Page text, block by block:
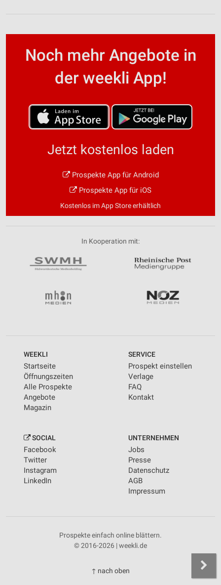
Noch mehr Angebote in
der weekli App!
Jetzt kostenlos laden
Prospekte App für Android
Prospekte App für iOS
Kostenlos im App Store erhältlich
In Kooperation mit:
WEEKLI
Startseite
Öffnungszeiten
Alle Prospekte
Angebote
Magazin
SERVICE
Prospekt einstellen
Verlage
FAQ
Kontakt
SOCIAL
Facebook
Twitter
Instagram
LinkedIn
UNTERNEHMEN
Jobs
Presse
Datenschutz
AGB
Impressum
Prospekte einfach online blättern.
© 2016-2026 | weekli.de
↑ nach oben